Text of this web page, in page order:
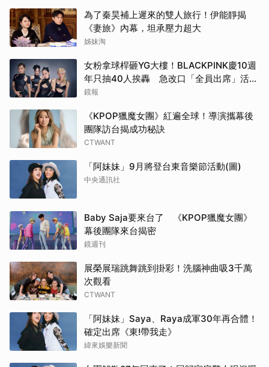
為了秦昊補上遲來的雙人旅行！伊能靜揭
《妻旅》內幕，坦承壓力超大
姊妹淘
女粉拿球桿砸YG大樓！BLACKPINK慶10週
年只抽40人挨轟 急改口「全員出席」活動
場地曝光了
鏡報
《KPOP獵魔女團》紅遍全球！導演攜幕後
團隊訪台揭成功秘訣
CTWANT
「阿妹妹」9月將登台東音樂節活動(圖)
中央通訊社
Baby Saja要來台了 《KPOP獵魔女團》
幕後團隊來台揭密
鏡週刊
展榮展瑞跳舞跳到掛彩！洗腦神曲吸3千萬
次觀看
CTWANT
「阿妹妹」Saya、Raya成軍30年再合體！
確定出席《東!帶我走》
緯來娛樂新聞